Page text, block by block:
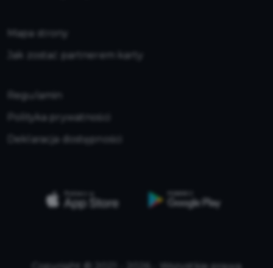
Mapa strony
Jak zostać partnerem karty
Regulamin
Polityka prywatności
Deklaracja dostępności